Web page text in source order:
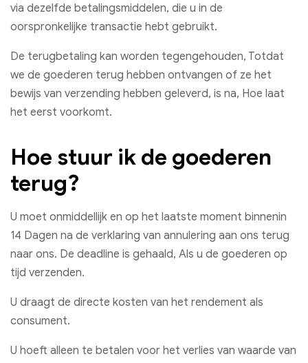
via dezelfde betalingsmiddelen, die u in de
oorspronkelijke transactie hebt gebruikt.
De terugbetaling kan worden tegengehouden, Totdat
we de goederen terug hebben ontvangen of ze het
bewijs van verzending hebben geleverd, is na, Hoe laat
het eerst voorkomt.
Hoe stuur ik de goederen
terug?
U moet onmiddellijk en op het laatste moment binnenin
14 Dagen na de verklaring van annulering aan ons terug
naar ons. De deadline is gehaald, Als u de goederen op
tijd verzenden.
U draagt ​​de directe kosten van het rendement als
consument.
U hoeft alleen te betalen voor het verlies van waarde van